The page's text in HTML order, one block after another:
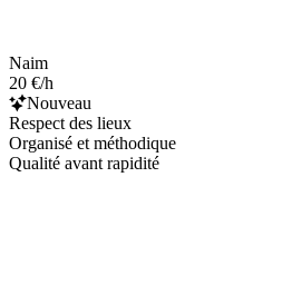
Naim
20 €/h
Nouveau
Respect des lieux
Organisé et méthodique
Qualité avant rapidité